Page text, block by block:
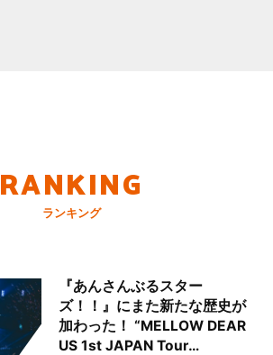
RANKING
ランキング
『あんさんぶるスター
ズ！！』にまた新たな歴史が
加わった！ “MELLOW DEAR
US 1st JAPAN Tour